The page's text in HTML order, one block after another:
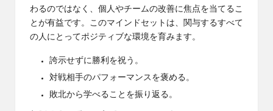
わるのではなく、個人やチームの改善に焦点を当てるこ
とが有益です。このマインドセットは、関与するすべて
の人にとってポジティブな環境を育みます。
誇示せずに勝利を祝う。
対戦相手のパフォーマンスを褒める。
敗北から学べることを振り返る。